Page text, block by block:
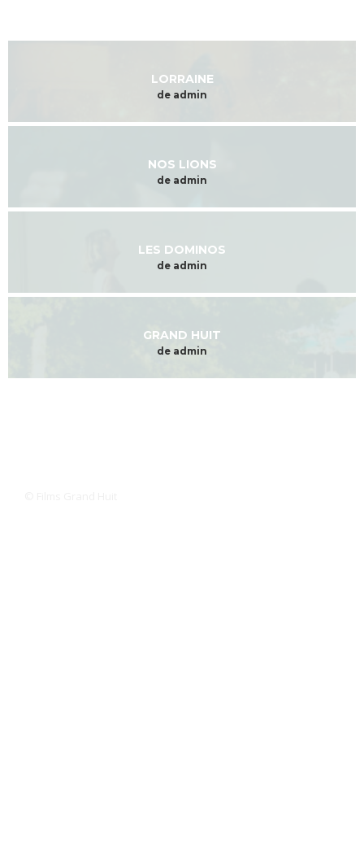
LORRAINE
de admin
NOS LIONS
de admin
LES DOMINOS
de admin
GRAND HUIT
de admin